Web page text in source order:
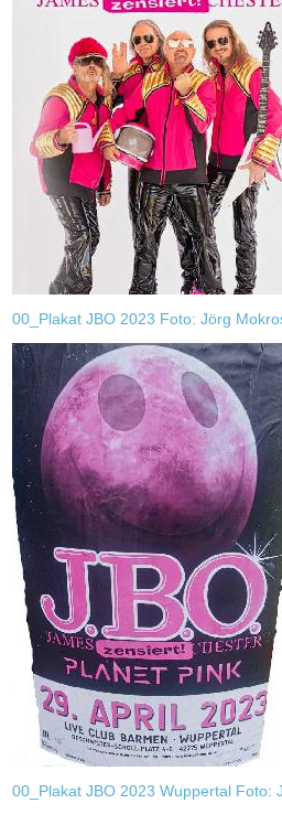
00_Plakat JBO 2023 Foto: Jörg
00_Plakat JBO 2023 Wuppertal Foto: